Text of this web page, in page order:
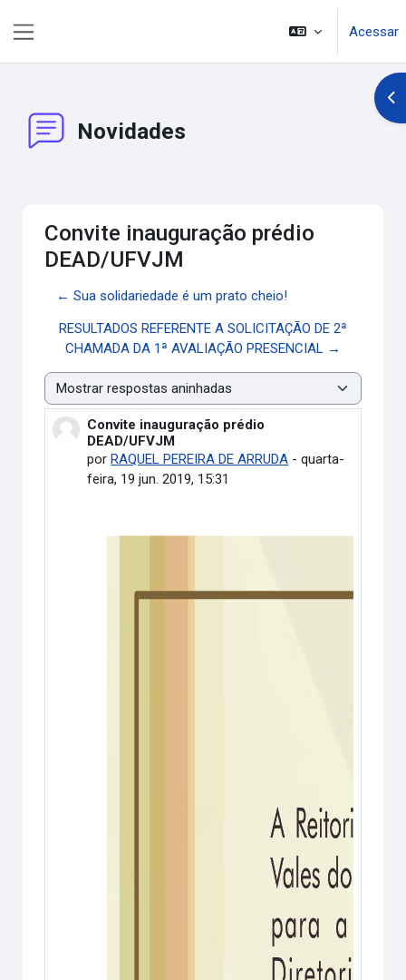
Acessar
Novidades
Convite inauguração prédio
DEAD/UFVJM
← Sua solidariedade é um prato cheio!
RESULTADOS REFERENTE A SOLICITAÇÃO DE 2ª
CHAMADA DA 1ª AVALIAÇÃO PRESENCIAL →
Modo de visualização
Convite inauguração prédio
DEAD/UFVJM
porRAQUEL PEREIRA DE ARRUDA -quarta-
feira, 19 jun. 2019, 15:31
Número de respostas: 0